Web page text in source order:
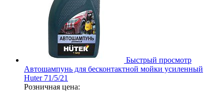
Быстрый просмотр
Автошампунь для бесконтактной мойки усиленный
Huter 71/5/21
Розничная цена: